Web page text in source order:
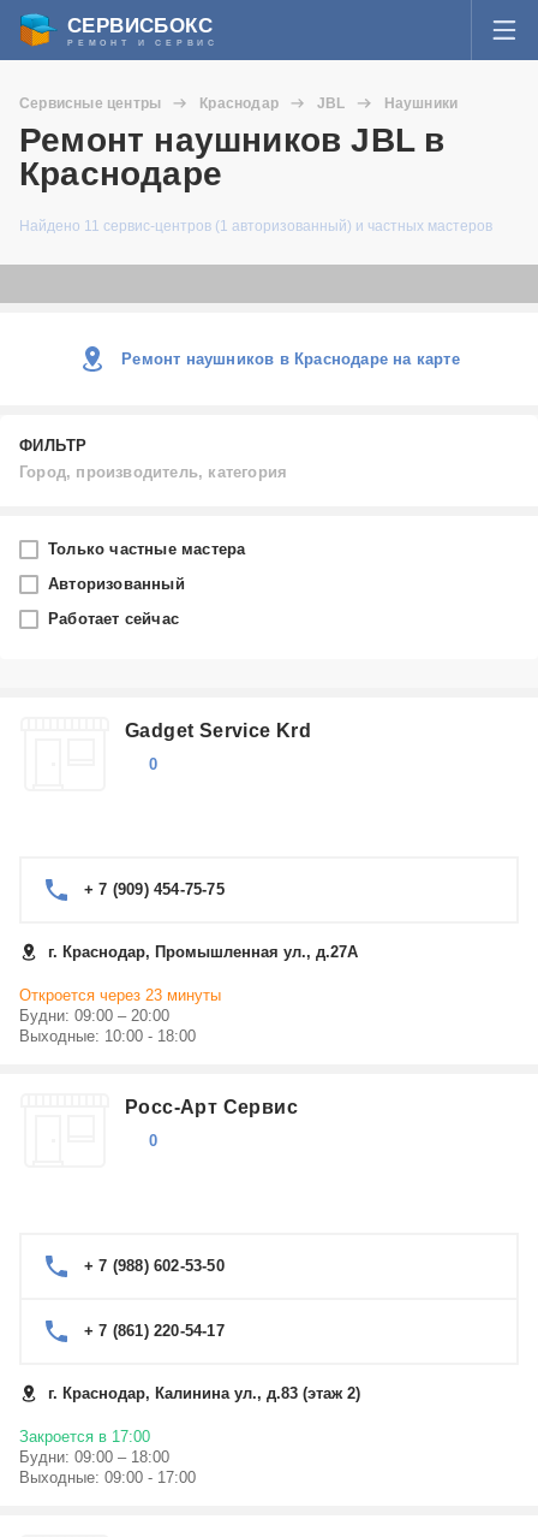
СЕРВИСБОКС
РЕМОНТ И СЕРВИС
Я забыл пароль
СЕРВИСЫ И МАСТЕРА
ЗАДАТЬ ВОПРОС МАСТЕРАМ
Сервисные центры Краснодар JBL Наушники
Ремонт наушников JBL в
Краснодаре
Найдено 11 сервис-центров (1 авторизованный) и частных мастеров
Ремонт наушников в Краснодаре на карте
ФИЛЬТР
Город, производитель, категория
Краснодар
Производитель
Только частные мастера
Авторизованный
Работает сейчас
Gadget Service Krd
0
+ 7 (909) 454-75-75
г. Краснодар, Промышленная ул., д.27А
Откроется через 23 минуты
Будни: 09:00 – 20:00
Выходные: 10:00 - 18:00
Росс-Арт Сервис
0
+ 7 (988) 602-53-50
+ 7 (861) 220-54-17
г. Краснодар, Калинина ул., д.83 (этаж 2)
Закроется в 17:00
Будни: 09:00 – 18:00
Выходные: 09:00 - 17:00